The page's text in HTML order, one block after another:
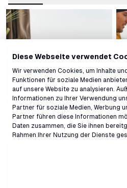
Diese Webseite verwendet
Wir verwenden Cookies, um Inhalte
Funktionen für soziale Medien
auf unsere Website zu analysieren.
Informationen zu Ihrer Verwendung
Partner für soziale Medien, Werbung
Partner führen diese Informationen
Daten zusammen, die Sie ihnen
Rahmen Ihrer Nutzung der Dienste